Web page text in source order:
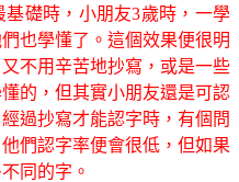
礎時，小朋友3歲時，一學
也學懂了。這個效果便很明
不用辛苦地抄寫，或是一些
的，但其實小朋友還是可認
過抄寫才能認字時，有個問
們認字率便會很低，但如果
同的字。